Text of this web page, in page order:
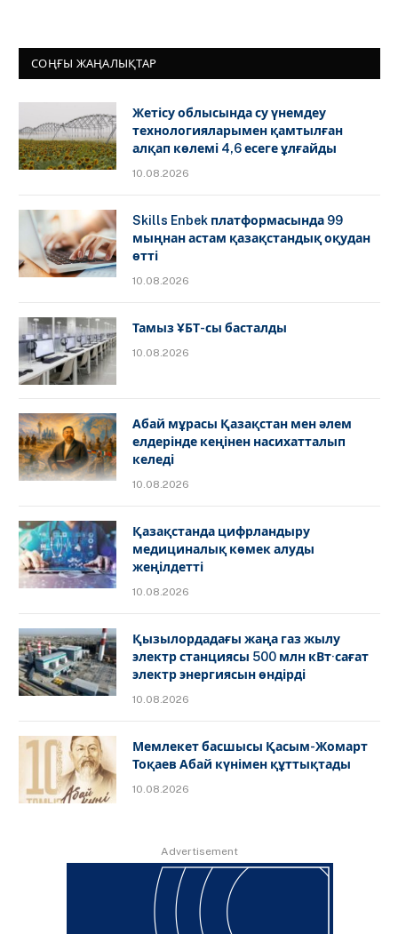
СОҢҒЫ ЖАҢАЛЫҚТАР
Жетісу облысында су үнемдеу
технологияларымен қамтылған
алқап көлемі 4,6 есеге ұлғайды
10.08.2026
Skills Enbek платформасында 99
мыңнан астам қазақстандық оқудан
өтті
10.08.2026
Тамыз ҰБТ-сы басталды
10.08.2026
Абай мұрасы Қазақстан мен әлем
елдерінде кеңінен насихатталып
келеді
10.08.2026
Қазақстанда цифрландыру
медициналық көмек алуды
жеңілдетті
10.08.2026
Қызылордадағы жаңа газ жылу
электр станциясы 500 млн кВт·сағат
электр энергиясын өндірді
10.08.2026
Мемлекет басшысы Қасым-Жомарт
Тоқаев Абай күнімен құттықтады
10.08.2026
Advertisement